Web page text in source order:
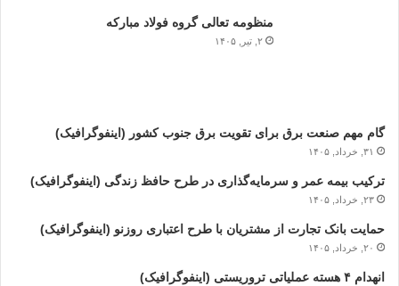
منظومه تعالی گروه فولاد مبارکه
۲, تیر, ۱۴۰۵
گام مهم صنعت برق برای تقویت برق جنوب کشور (اینفوگرافیک)
۳۱, خرداد, ۱۴۰۵
ترکیب بیمه عمر و سرمایه‌گذاری در طرح حافظ زندگی (اینفوگرافیک)
۲۳, خرداد, ۱۴۰۵
حمایت بانک تجارت از مشتریان با طرح اعتباری روزنو (اینفوگرافیک)
۲۰, خرداد, ۱۴۰۵
انهدام ۴ هسته عملیاتی تروریستی (اینفوگرافیک)